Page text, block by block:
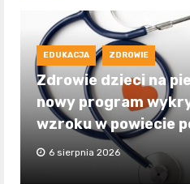
EDUKACJA ZDROWIE
Zdrowie dzieci na
nowy program
wzroku w powiecie
6 sierpnia 2026